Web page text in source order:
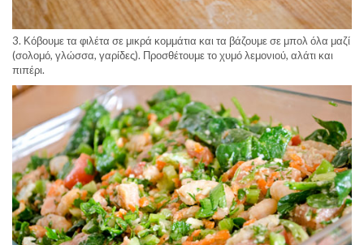
3. Κόβουμε τα φιλέτα σε μικρά κομμάτια και τα βάζουμε σε μπολ όλα μαζί
(σολομό, γλώσσα, γαρίδες). Προσθέτουμε το χυμό λεμονιού, αλάτι και
πιπέρι.